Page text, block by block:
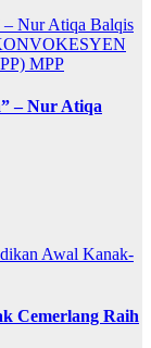
MPP
– Nur Atiqa
Awal Kanak-
Cemerlang Raih